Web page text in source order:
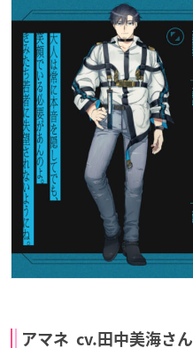
アマネ cv.田中美海さん